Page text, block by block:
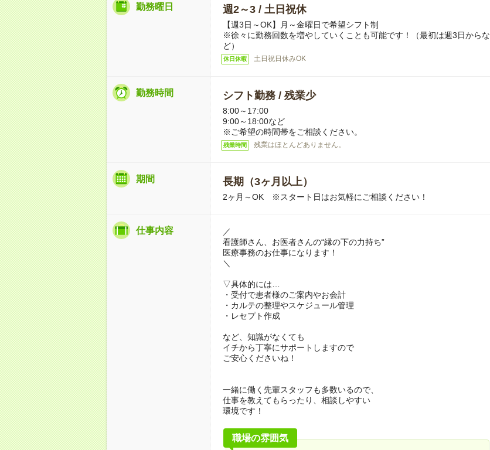
勤務曜日 週2～3 / 土日祝休
【週3日～OK】月～金曜日で希望シフト制
※徐々に勤務回数を増やしていくことも可能です！（最初は週3日からな
ど）
休日休暇 土日祝日休みOK
勤務時間 シフト勤務 / 残業少
8:00～17:00
9:00～18:00など
※ご希望の時間帯をご相談ください。
残業時間 残業はほとんどありません。
期間 長期（3ヶ月以上）
2ヶ月～OK ※スタート日はお気軽にご相談ください！
仕事内容
／
看護師さん、お医者さんの“縁の下の力持ち”
医療事務のお仕事になります！
＼
▽具体的には…
・受付で患者様のご案内やお会計
・カルテの整理やスケジュール管理
・レセプト作成
など、知識がなくても
イチから丁寧にサポートしますので
ご安心くださいね！
一緒に働く先輩スタッフも多数いるので、
仕事を教えてもらったり、相談しやすい
環境です！
職場の雰囲気